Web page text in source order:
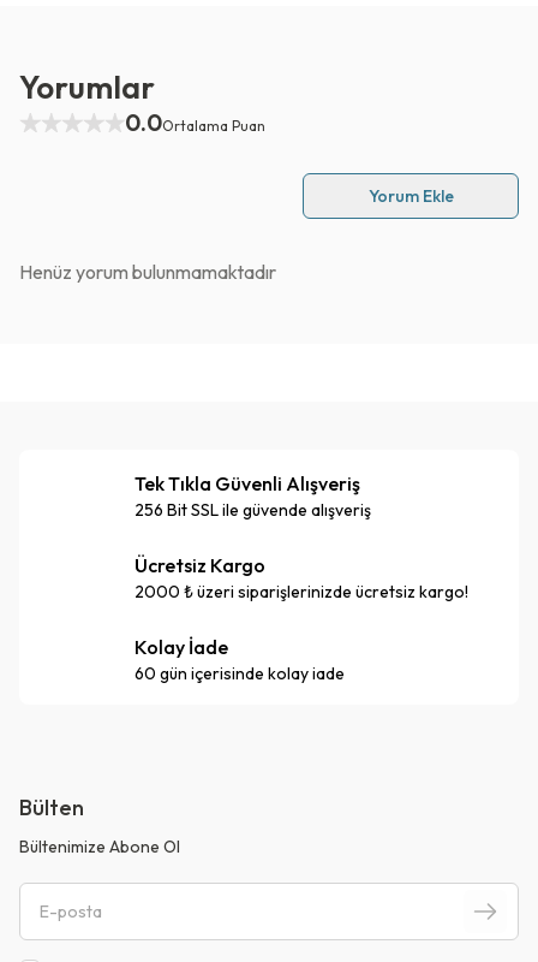
Yorumlar
0.0Ortalama Puan
Yorum Ekle
Henüz yorum bulunmamaktadır
Tek Tıkla Güvenli Alışveriş
256 Bit SSL ile güvende alışveriş
Ücretsiz Kargo
2000 ₺ üzeri siparişlerinizde ücretsiz kargo!
Kolay İade
60 gün içerisinde kolay iade
Bülten
Bültenimize Abone Ol